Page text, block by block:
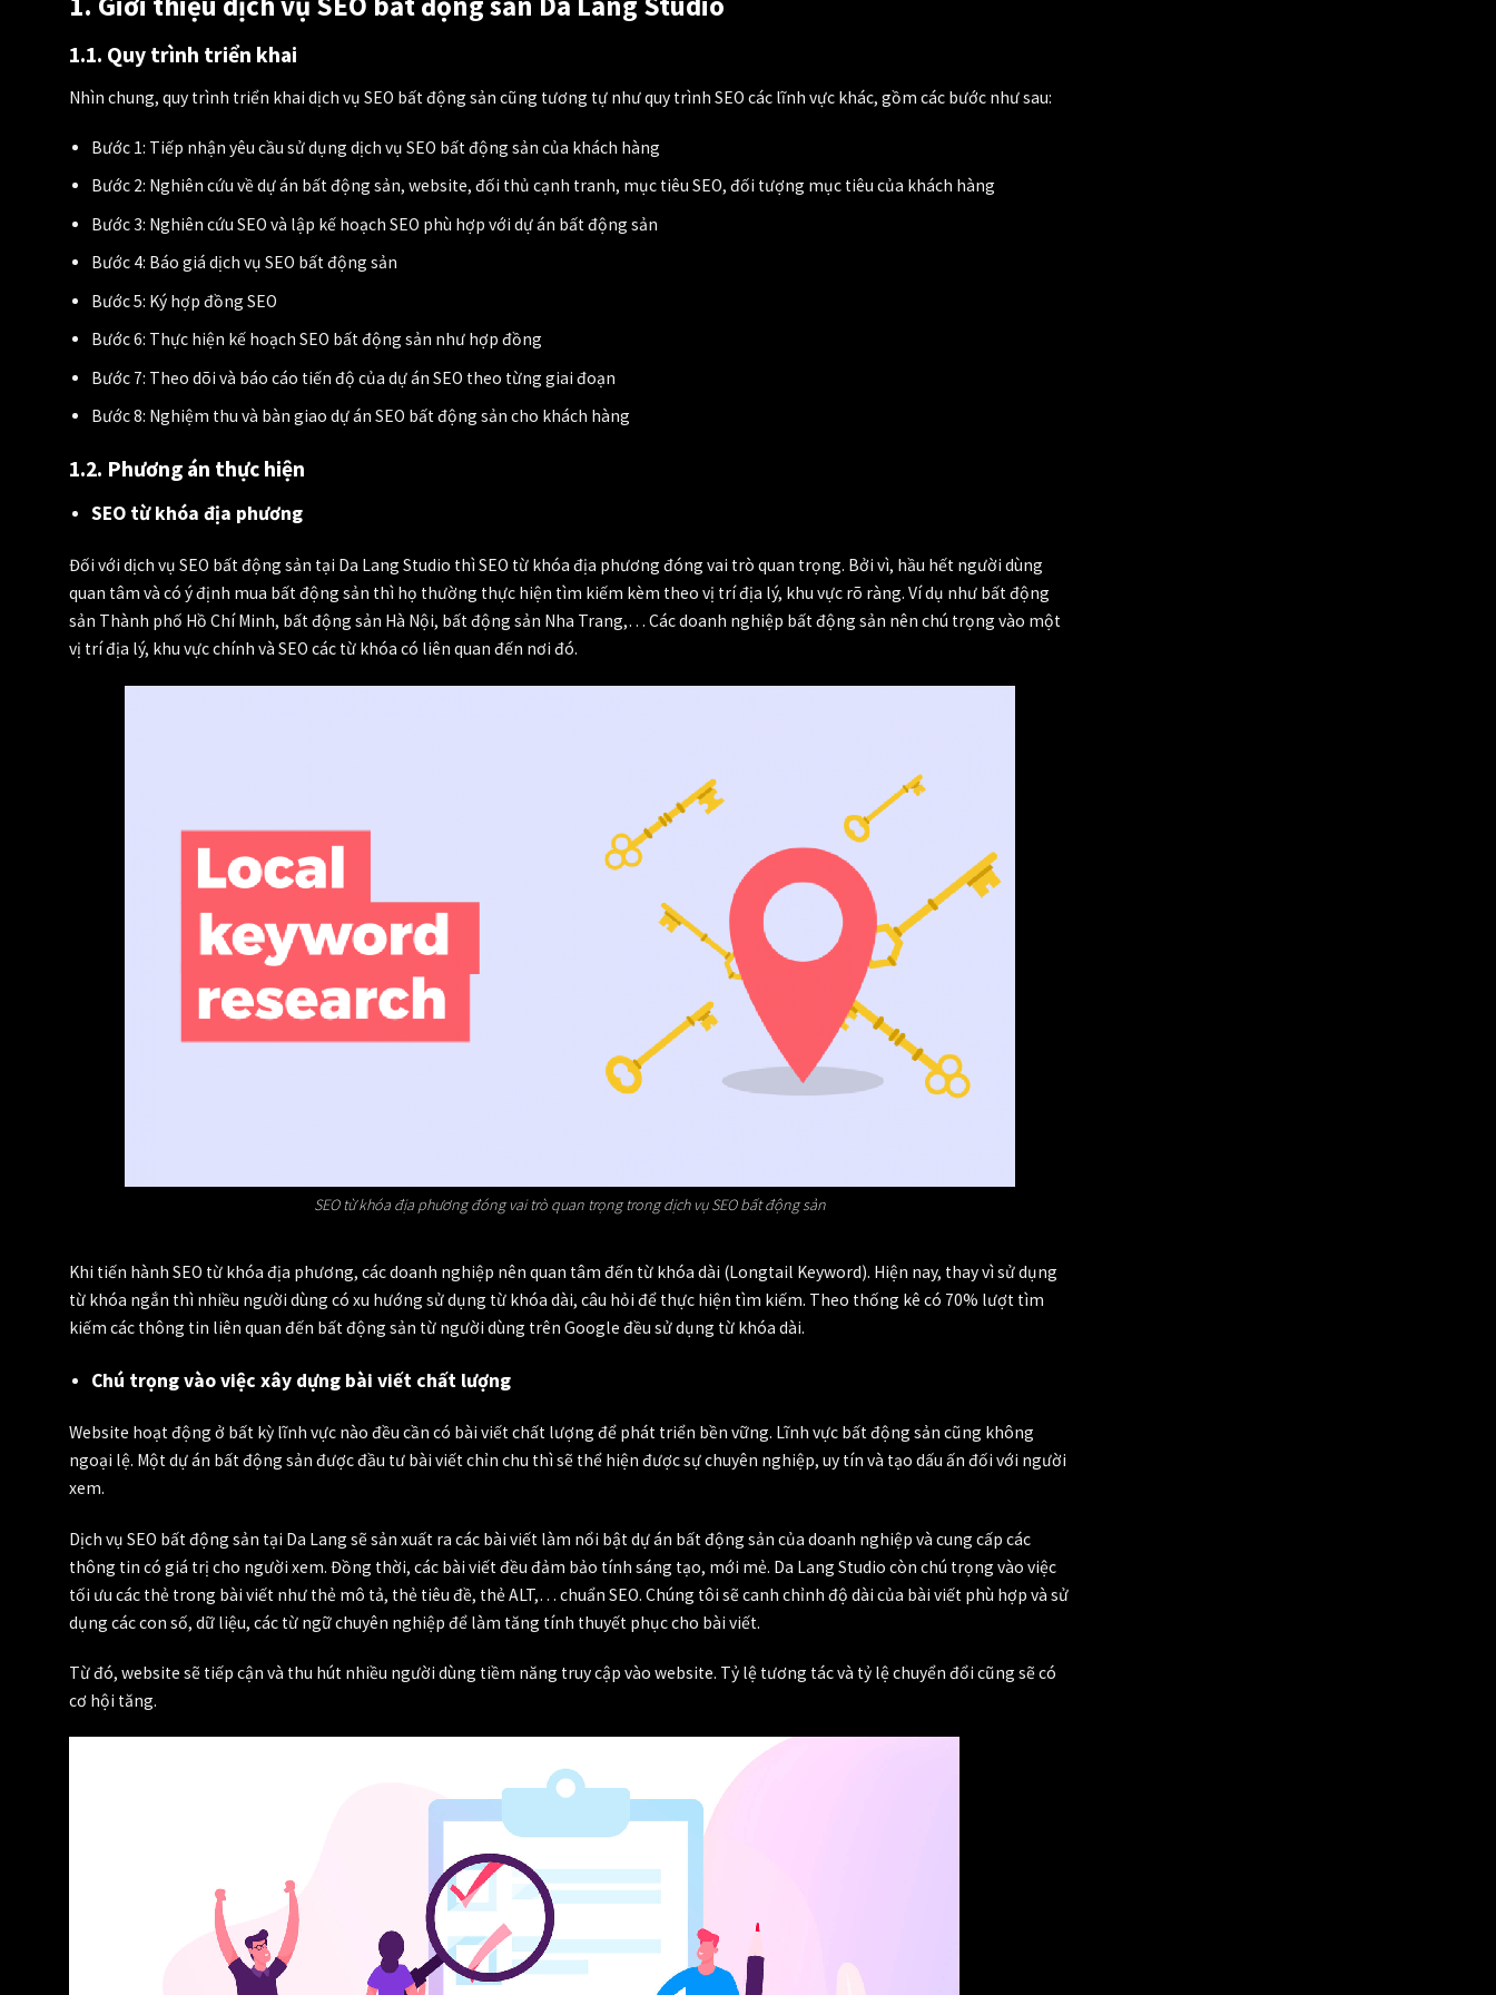
1.1. Quy trình triển khai
Nhìn chung, quy trình triển khai dịch vụ SEO bất động sản cũng tương tự như quy trình SEO các lĩnh vực khác, gồm các bước như sau:
Bước 1: Tiếp nhận yêu cầu sử dụng dịch vụ SEO bất động sản của khách hàng
Bước 2: Nghiên cứu về dự án bất động sản, website, đối thủ cạnh tranh, mục tiêu SEO, đối tượng mục tiêu của khách hàng
Bước 3: Nghiên cứu SEO và lập kế hoạch SEO phù hợp với dự án bất động sản
Bước 4: Báo giá dịch vụ SEO bất động sản
Bước 5: Ký hợp đồng SEO
Bước 6: Thực hiện kế hoạch SEO bất động sản như hợp đồng
Bước 7: Theo dõi và báo cáo tiến độ của dự án SEO theo từng giai đoạn
Bước 8: Nghiệm thu và bàn giao dự án SEO bất động sản cho khách hàng
1.2. Phương án thực hiện
SEO từ khóa địa phương
Đối với dịch vụ SEO bất động sản tại Da Lang Studio thì SEO từ khóa địa phương đóng vai trò quan trọng. Bởi vì, hầu hết người dùng
quan tâm và có ý định mua bất động sản thì họ thường thực hiện tìm kiếm kèm theo vị trí địa lý, khu vực rõ ràng. Ví dụ như bất động
sản Thành phố Hồ Chí Minh, bất động sản Hà Nội, bất động sản Nha Trang,… Các doanh nghiệp bất động sản nên chú trọng vào một
vị trí địa lý, khu vực chính và SEO các từ khóa có liên quan đến nơi đó.
SEO từ khóa địa phương đóng vai trò quan trọng trong dịch vụ SEO bất động sản
Khi tiến hành SEO từ khóa địa phương, các doanh nghiệp nên quan tâm đến từ khóa dài (Longtail Keyword). Hiện nay, thay vì sử dụng
từ khóa ngắn thì nhiều người dùng có xu hướng sử dụng từ khóa dài, câu hỏi để thực hiện tìm kiếm. Theo thống kê có 70% lượt tìm
kiếm các thông tin liên quan đến bất động sản từ người dùng trên Google đều sử dụng từ khóa dài.
Chú trọng vào việc xây dựng bài viết chất lượng
Website hoạt động ở bất kỳ lĩnh vực nào đều cần có bài viết chất lượng để phát triển bền vững. Lĩnh vực bất động sản cũng không
ngoại lệ. Một dự án bất động sản được đầu tư bài viết chỉn chu thì sẽ thể hiện được sự chuyên nghiệp, uy tín và tạo dấu ấn đối với người
xem.
Dịch vụ SEO bất động sản tại Da Lang sẽ sản xuất ra các bài viết làm nổi bật dự án bất động sản của doanh nghiệp và cung cấp các
thông tin có giá trị cho người xem. Đồng thời, các bài viết đều đảm bảo tính sáng tạo, mới mẻ. Da Lang Studio còn chú trọng vào việc
tối ưu các thẻ trong bài viết như thẻ mô tả, thẻ tiêu đề, thẻ ALT,… chuẩn SEO. Chúng tôi sẽ canh chỉnh độ dài của bài viết phù hợp và sử
dụng các con số, dữ liệu, các từ ngữ chuyên nghiệp để làm tăng tính thuyết phục cho bài viết.
Từ đó, website sẽ tiếp cận và thu hút nhiều người dùng tiềm năng truy cập vào website. Tỷ lệ tương tác và tỷ lệ chuyển đổi cũng sẽ có
cơ hội tăng.